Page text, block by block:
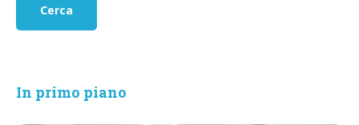
In primo piano